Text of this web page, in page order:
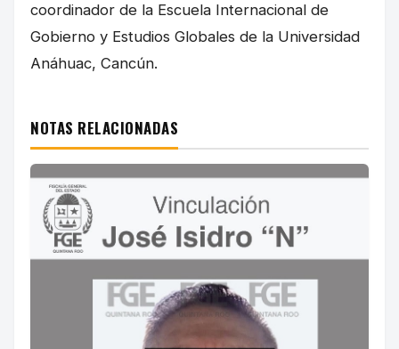
coordinador de la Escuela Internacional de
Gobierno y Estudios Globales de la Universidad
Anáhuac, Cancún.
NOTAS RELACIONADAS